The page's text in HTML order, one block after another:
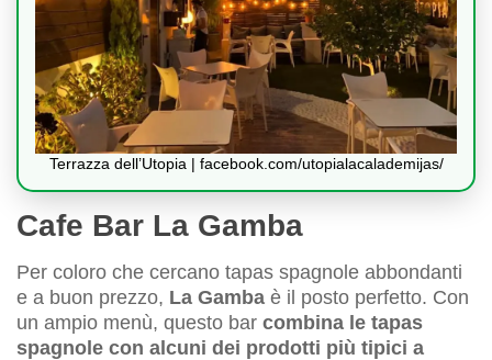
Terrazza dell’Utopia | facebook.com/utopialacalademijas/
Cafe Bar La Gamba
Per coloro che cercano tapas spagnole abbondanti
e a buon prezzo, La Gamba è il posto perfetto. Con
un ampio menù, questo bar combina le tapas
spagnole con alcuni dei prodotti più tipici a